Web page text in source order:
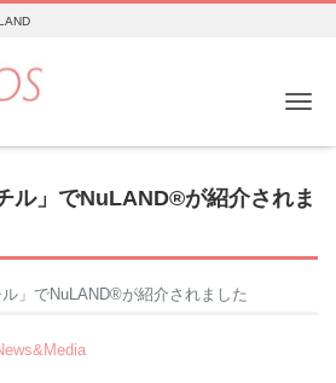
ル」でNuLAND®︎が紹介されま
」でNuLAND®︎が紹介されました